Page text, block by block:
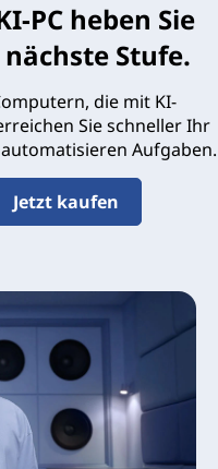
PC heben Sie
Stufe.
die mit KI-
Sie schneller Ihr
Aufgaben.
Jetzt kaufen